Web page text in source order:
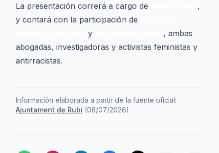
La presentación correrá a cargo de
,
y contará con la participación de
y
, ambas
abogadas, investigadoras y activistas feministas y
antirracistas.
Información elaborada a partir de la fuente oficial:
Ajuntament de Rubí (08/07/2026)